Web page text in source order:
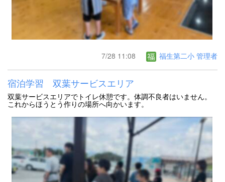
7/28 11:08 福生第二小 管理者
宿泊学習 双葉サービスエリア
双葉サービスエリアでトイレ休憩です。体調不良者はいません。
これからほうとう作りの場所へ向かいます。